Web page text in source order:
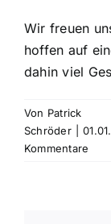
Wir freuen
hoffen auf
dahin viel
Von Patrick
Schröder
Kommentare